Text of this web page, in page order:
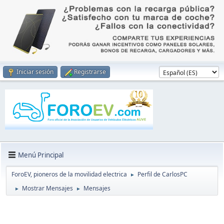
Iniciar sesión Registrarse
Menú Principal
ForoEV, pioneros de la movilidad electrica ► Perfil de CarlosPC
► Mostrar Mensajes ► Mensajes